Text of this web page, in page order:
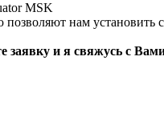
MSK
позволяют нам установить
заявку и я свяжусь с Вами